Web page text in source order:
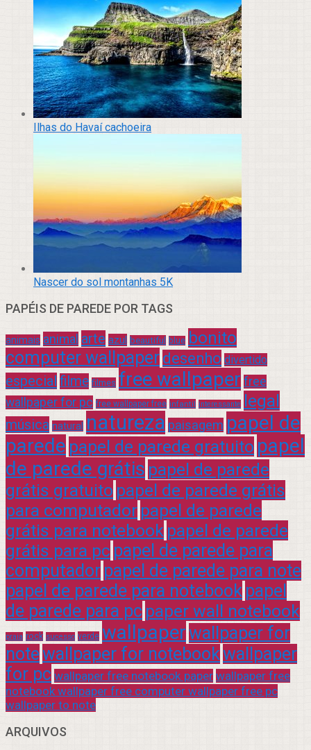
Ilhas do Havaí cachoeira
Nascer do sol montanhas 5K
PAPÉIS DE PAREDE POR TAGS
animais animal arte azul beautiful blue bonito
computer wallpaper desenho divertido
especial filme filmes free wallpaper free
wallpaper for pc free wallpaper free infantil interessante legal
música natural natureza paisagem papel de
parede papel de parede gratuito papel
de parede grátis papel de parede
grátis gratuito papel de parede grátis
para computador papel de parede
grátis para notebook papel de parede
grátis para pc papel de parede para
computador papel de parede para note
papel de parede para notebook papel
de parede para pc paper wall notebook
praia rock sucesso verde wallpaperwallpaper for
notewallpaper for notebookwallpaper
for pc wallpaper free notebook paper wallpaper free
notebook wallpaper free computer wallpaper free pc
wallpaper to note
ARQUIVOS